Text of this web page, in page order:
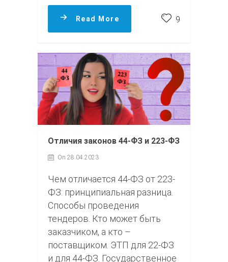
Read More 9
Отличия законов 44-ФЗ и 223-ФЗ
On 28.04.2023
Чем отличается 44-ФЗ от 223-
ФЗ: принципиальная разница.
Способы проведения
тендеров. Кто может быть
заказчиком, а кто –
поставщиком. ЭТП для 22-ФЗ
и для 44-ФЗ. Государственное